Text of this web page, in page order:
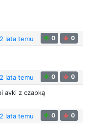
2 lata temu 0 0
2 lata temu 0 0
avki z czapką
2 lata temu 0 0